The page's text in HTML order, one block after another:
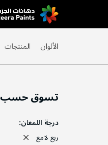
Skip
to
الألوان المنتجات
تسوق حسب
درجة اللمعان
ربع لامع